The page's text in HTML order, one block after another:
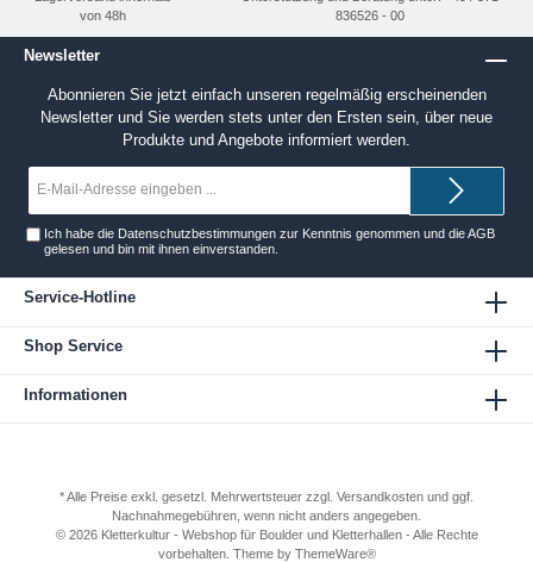
von 48h
836526 - 00
Newsletter
Abonnieren Sie jetzt einfach unseren regelmäßig erscheinenden
Newsletter und Sie werden stets unter den Ersten sein, über neue
Produkte und Angebote informiert werden.
Ich habe die Datenschutzbestimmungen zur Kenntnis genommen und dieAGB
gelesen und bin mit ihnen einverstanden.
Service-Hotline
Shop Service
Informationen
* Alle Preise exkl. gesetzl. Mehrwertsteuer zzgl. Versandkosten und ggf.
Nachnahmegebühren, wenn nicht anders angegeben.
© 2026 Kletterkultur - Webshop für Boulder und Kletterhallen - Alle Rechte
vorbehalten. Theme by ThemeWare®